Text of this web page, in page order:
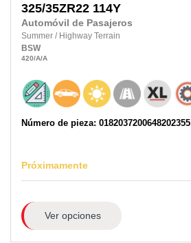
325/35ZR22 114Y
Automóvil de Pasajeros
Summer / Highway Terrain
BSW
420/A/A
Número de pieza: 0182037200648202355
Próximamente
Ver opciones